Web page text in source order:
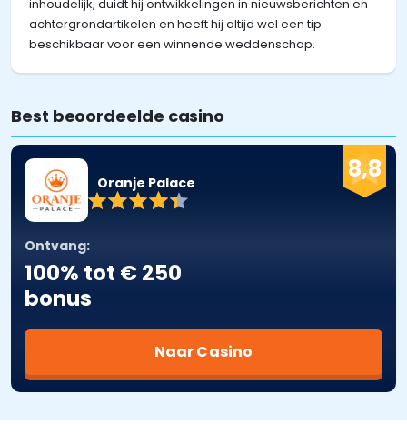
inhoudelijk, duidt hij ontwikkelingen in nieuwsberichten en
achtergrondartikelen en heeft hij altijd wel een tip
beschikbaar voor een winnende weddenschap.
Best beoordeelde casino
8,8
Oranje Palace
Ontvang:
100% tot € 250
bonus
Naar Casino